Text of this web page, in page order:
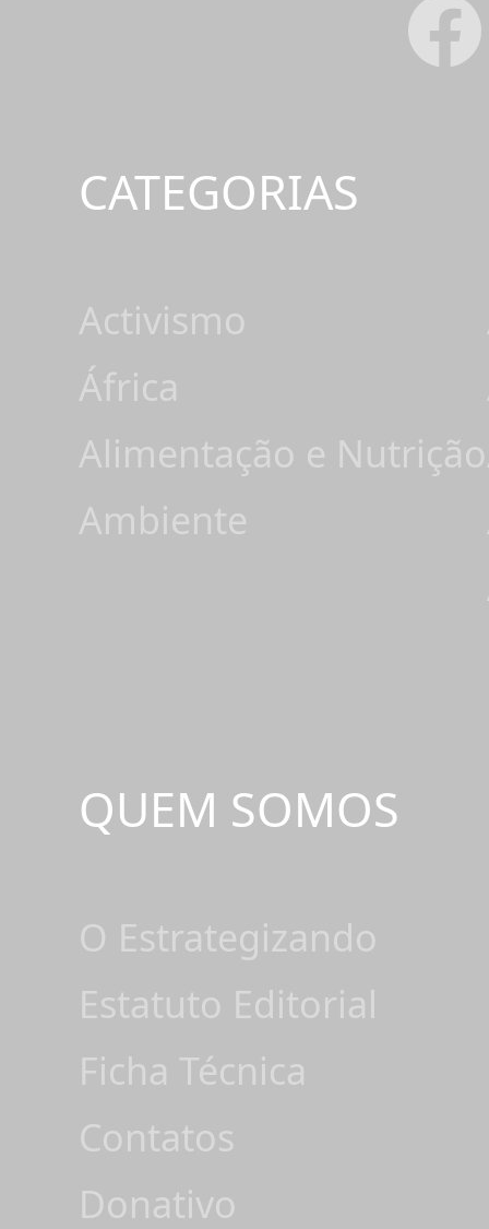
CATEGORIAS
Activismo
África
Alimentação e Nutrição
Ambiente
QUEM SOMOS
O Estrategizando
Estatuto Editorial
Ficha Técnica
Contatos
Donativo